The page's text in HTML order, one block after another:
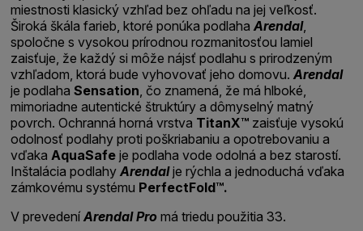
miestnosti klasický vzhľad bez ohľadu na jej veľkosť.
Široká škála farieb, ktoré ponúka podlahaArendal,
spoločne s vysokou prírodnou rozmanitosťou lamiel
zaisťuje, že každý si môže nájsť podlahu s prirodzeným
vzhľadom, ktorá bude vyhovovať jeho domovu.Arendal
je podlahaSensation , čo znamená, že má hlboké,
mimoriadne autentické štruktúry a dômyselný matný
povrch. Ochranná horná vrstva TitanX™ zaisťuje vysokú
odolnosť podlahy proti poškriabaniu a opotrebovaniu a
vďaka AquaSafe je podlaha vode odolná a bez starostí.
Inštalácia podlahyArendalje rýchla a jednoduchá vďaka
zámkovému systému PerfectFold™.
V prevedeníArendal Pro má triedu použitia 33.